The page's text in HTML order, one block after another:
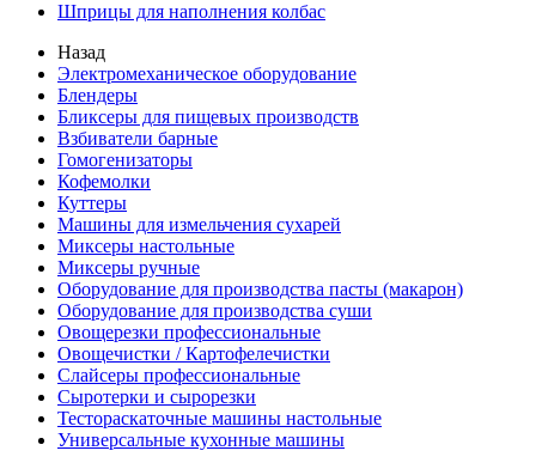
Шприцы для наполнения колбас
Назад
Электромеханическое оборудование
Блендеры
Бликсеры для пищевых производств
Взбиватели барные
Гомогенизаторы
Кофемолки
Куттеры
Машины для измельчения сухарей
Миксеры настольные
Миксеры ручные
Оборудование для производства пасты (макарон)
Оборудование для производства суши
Овощерезки профессиональные
Овощечистки / Картофелечистки
Слайсеры профессиональные
Сыротерки и сырорезки
Тестораскаточные машины настольные
Универсальные кухонные машины